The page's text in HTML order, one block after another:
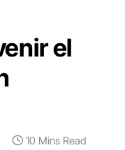
el
10 Mins Read